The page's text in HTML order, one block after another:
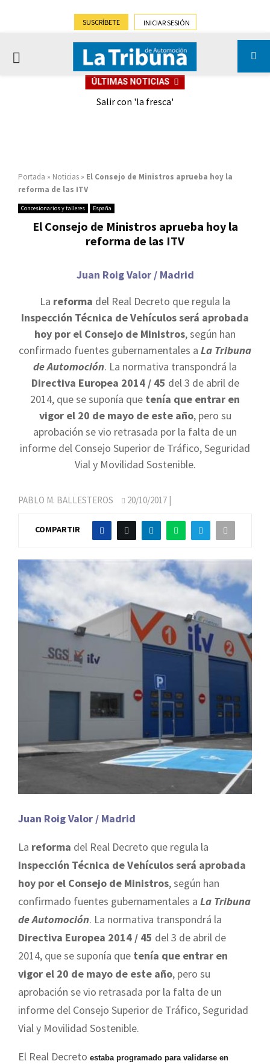
SUSCRÍBETE INICIAR SESIÓN
PRIMARY
ÚLTIMAS NOTICIAS
Salir con 'la fresca'
Portada » Noticias » El Consejo de Ministros aprueba hoy la
reforma de las ITV
Concesionarios y talleres España
El Consejo de Ministros aprueba hoy la
reforma de las ITV
Juan Roig Valor / Madrid
La reforma del Real Decreto que regula la
Inspección Técnica de Vehículos será aprobada
hoy por el Consejo de Ministros, según han
confirmado fuentes gubernamentales a La Tribuna
de Automoción. La normativa transpondrá la
Directiva Europea 2014 / 45 del 3 de abril de
2014, que se suponía que tenía que entrar en
vigor el 20 de mayo de este año, pero su
aprobación se vio retrasada por la falta de un
informe del Consejo Superior de Tráfico, Seguridad
Vial y Movilidad Sostenible.
PABLO M. BALLESTEROS 20/10/2017 |
COMPARTIR
Juan Roig Valor / Madrid
La reforma del Real Decreto que regula la
Inspección Técnica de Vehículos será aprobada
hoy por el Consejo de Ministros, según han
confirmado fuentes gubernamentales a La Tribuna
de Automoción. La normativa transpondrá la
Directiva Europea 2014 / 45 del 3 de abril de
2014, que se suponía que tenía que entrar en
vigor el 20 de mayo de este año, pero su
aprobación se vio retrasada por la falta de un
informe del Consejo Superior de Tráfico, Seguridad
Vial y Movilidad Sostenible.
El Real Decreto estaba programado para validarse en